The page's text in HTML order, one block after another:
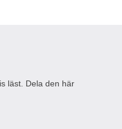
läst. Dela den här